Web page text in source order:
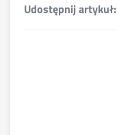
Udostępnij artykuł: